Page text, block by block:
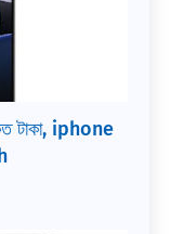
টাকা, iphone